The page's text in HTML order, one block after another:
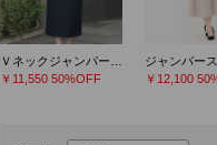
￥11,550 50%OFF
ジャンパー
￥12,100